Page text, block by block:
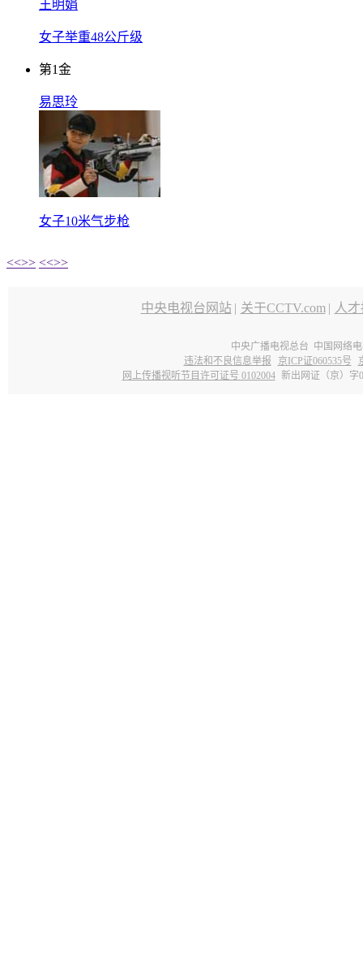
王明娟
女子举重48公斤级
第1金
易思玲
女子10米气步枪
<<>> <<>>
中央电视台网站 | 关于CCTV.com | 人
中央广播电视总台 中国网络
违法和不良信息举报
京ICP证060535号
网上传播视听节目许可证号 0102004 新出网证（京）